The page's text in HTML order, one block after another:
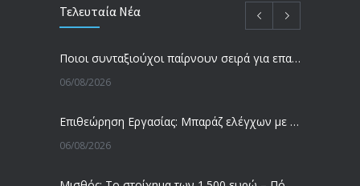
Τελευταία Νέα
Ποιοι συνταξιούχοι παίρνουν σειρά για επανυπολογισμό σύνταξης με αύξηση και αναδρομικά – Οι εκκρεμότητες ανά Ταμείο
06/08/2026
Επιθεώρηση Εργασίας: Μπαράζ ελέγχων με tablets και drones
06/08/2026